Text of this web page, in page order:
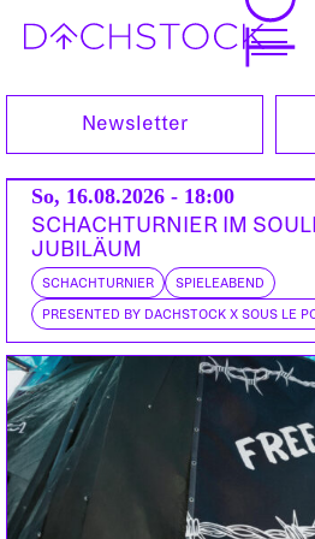
Do, 19.06.2025
VORTRAG
FETISCH EIGENTUM MIT
Newsletter
So, 16.08.2026 - 18:00
SCHACHTURNIER IM
JUBILÄUM
SCHACHTURNIER SPIELEABEND
PRESENTED BY DACHSTOCK X SOUS LE